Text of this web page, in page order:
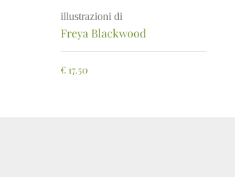
illustrazioni di
Freya Blackwood
€ 17.50